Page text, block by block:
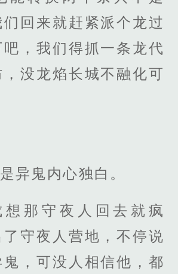
回来就赶紧派个龙过
，我们得抓一条龙代
没龙焰长城不融化可
异鬼内心独白。
想那守夜人回去就疯
守夜人营地，不停说
，可没人相信他，都